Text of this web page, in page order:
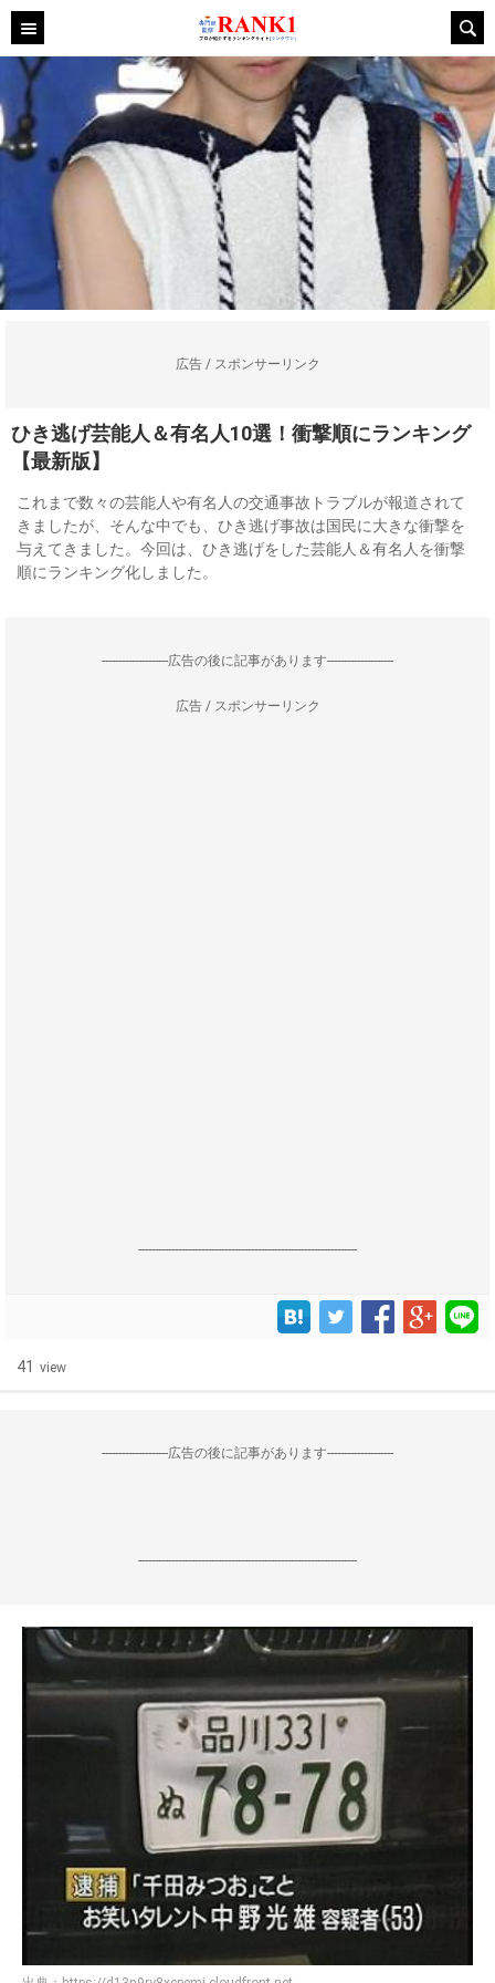
広告 / スポンサーリンク
ひき逃げ芸能人＆有名人10選！衝撃順にランキング
【最新版】
これまで数々の芸能人や有名人の交通事故トラブルが報道されて
きましたが、そんな中でも、ひき逃げ事故は国民に大きな衝撃を
与えてきました。今回は、ひき逃げをした芸能人＆有名人を衝撃
順にランキング化しました。
--------------------広告の後に記事があります--------------------
広告 / スポンサーリンク
------------------------------------------------------------------
41 view
--------------------広告の後に記事があります--------------------
------------------------------------------------------------------